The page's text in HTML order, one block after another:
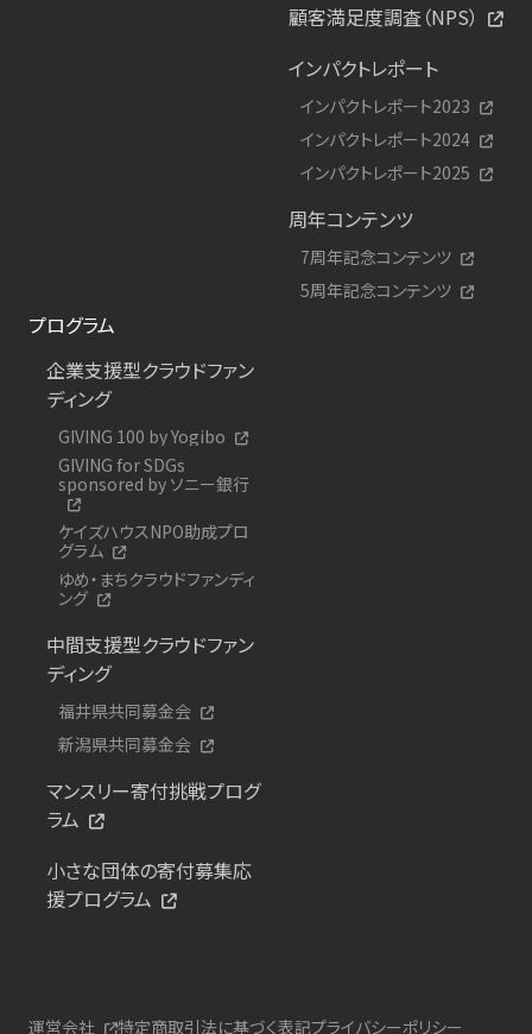
顧客満足度調査（NPS）
インパクトレポート
インパクトレポート2023
インパクトレポート2024
インパクトレポート2025
周年コンテンツ
7周年記念コンテンツ
5周年記念コンテンツ
プログラム
企業支援型クラウドファン
ディング
GIVING 100 by Yogibo
GIVING for SDGs
sponsored by ソニー銀行
ケイズハウスNPO助成プロ
グラム
ゆめ・まちクラウドファンディ
ング
中間支援型クラウドファン
ディング
福井県共同募金会
新潟県共同募金会
マンスリー寄付挑戦プログ
ラム
小さな団体の寄付募集応
援プログラム
運営会社 特定商取引法に基づく表記プライバシーポリシー